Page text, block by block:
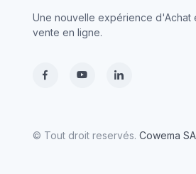
Une nouvelle expérience d'Achat
vente en ligne.
© Tout droit reservés. Cowema